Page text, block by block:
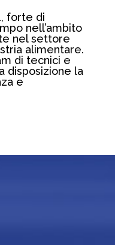
forte di
nell’ambito
nel settore
alimentare.
di tecnici e
disposizione la
e